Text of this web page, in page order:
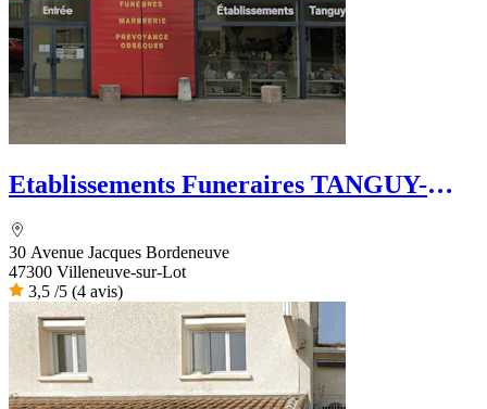
Etablissements Funeraires TANGUY-
30 Avenue Jacques Bordeneuve
47300 Villeneuve-sur-Lot
3,5 /5 (4 avis)